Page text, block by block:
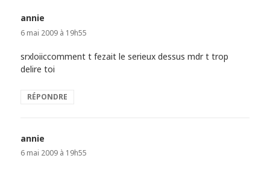
annie
6 mai 2009 à 19h55
srxloiiccomment t fezait le serieux dessus mdr t trop
delire toi
RÉPONDRE
annie
6 mai 2009 à 19h55